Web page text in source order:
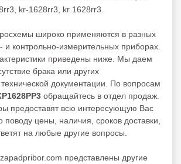
kr-1628rr3, kr 1628rr3.
широко применяются в разных
и контрольно-измерительных приборах.
приведены ниже. Мы даем
брака или других
технической документации. По вопросам
обращайтесь в отдел продаж.
предоставят всю интересующую Вас
цены, наличия, сроков доставки,
на любые другие вопросы.
представлены другие